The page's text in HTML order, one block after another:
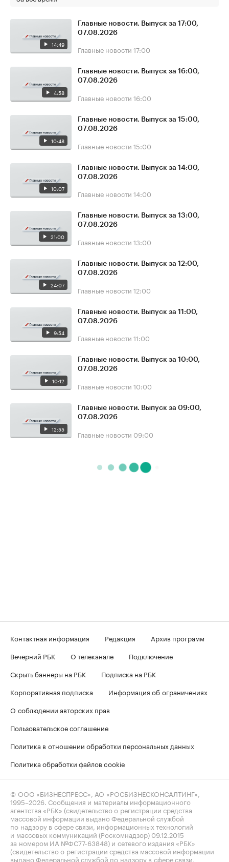
14:49
Главные новости. Выпуск за 17:00,
07.08.2026
Главные новости 17:00
4:58
Главные новости. Выпуск за 16:00,
07.08.2026
Главные новости 16:00
10:48
Главные новости. Выпуск за 15:00,
07.08.2026
Главные новости 15:00
10:07
Главные новости. Выпуск за 14:00,
07.08.2026
Главные новости 14:00
21:00
Главные новости. Выпуск за 13:00,
07.08.2026
Главные новости 13:00
24:07
Главные новости. Выпуск за 12:00,
07.08.2026
Главные новости 12:00
9:54
Главные новости. Выпуск за 11:00,
07.08.2026
Главные новости 11:00
10:12
Главные новости. Выпуск за 10:00,
07.08.2026
Главные новости 10:00
12:55
Главные новости. Выпуск за 09:00,
07.08.2026
Главные новости 09:00
Контактная информация Редакция
Архив программ
Вечерний РБК
О телеканале
Подключение
Скрыть баннеры на РБК
Подписка на РБК
Корпоративная подписка
Информация об ограничениях
О соблюдении авторских прав
Пользовательское соглашение
Политика в отношении обработки персональных данных
Политика обработки файлов cookie
© ООО «БИЗНЕСПРЕСС», АО «РОСБИЗНЕСКОНСАЛТИНГ»,
1995–2026 . Сообщения и материалы информационного
агентства «РБК» (свидетельство о регистрации средства
массовой информации выдано Федеральной службой
по надзору в сфере связи, информационных технологий
и массовых коммуникаций (Роскомнадзор) 09.12.2015
за номером ИА №ФС77-63848) и сетевого издания «РБК»
(свидетельство о регистрации средства массовой информации
выдано Федеральной службой по надзору в сфере связи,